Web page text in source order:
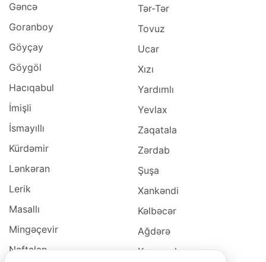
Gəncə
Goranboy
Göyçay
Göygöl
Hacıqabul
İmişli
İsmayıllı
Kürdəmir
Lənkəran
Lerik
Masallı
Mingəçevir
Naftalan
Tər-Tər
Tovuz
Ucar
Xızı
Yardımlı
Yevlax
Zaqatala
Zərdab
Şuşa
Xankəndi
Kəlbəcər
Ağdərə
Xocavəd